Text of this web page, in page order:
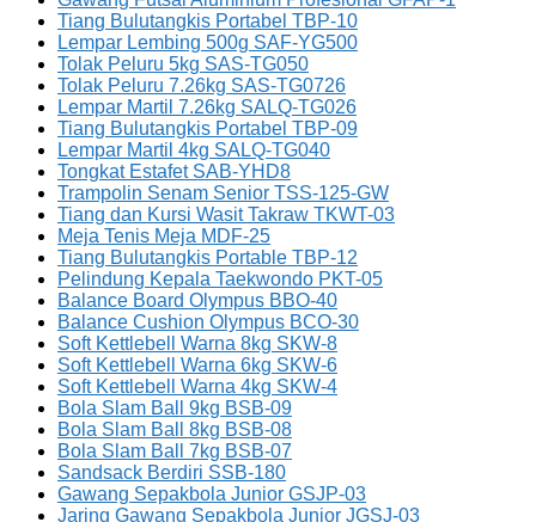
Tiang Bulutangkis Portabel TBP-10
Lempar Lembing 500g SAF-YG500
Tolak Peluru 5kg SAS-TG050
Tolak Peluru 7.26kg SAS-TG0726
Lempar Martil 7.26kg SALQ-TG026
Tiang Bulutangkis Portabel TBP-09
Lempar Martil 4kg SALQ-TG040
Tongkat Estafet SAB-YHD8
Trampolin Senam Senior TSS-125-GW
Tiang dan Kursi Wasit Takraw TKWT-03
Meja Tenis Meja MDF-25
Tiang Bulutangkis Portable TBP-12
Pelindung Kepala Taekwondo PKT-05
Balance Board Olympus BBO-40
Balance Cushion Olympus BCO-30
Soft Kettlebell Warna 8kg SKW-8
Soft Kettlebell Warna 6kg SKW-6
Soft Kettlebell Warna 4kg SKW-4
Bola Slam Ball 9kg BSB-09
Bola Slam Ball 8kg BSB-08
Bola Slam Ball 7kg BSB-07
Sandsack Berdiri SSB-180
Gawang Sepakbola Junior GSJP-03
Jaring Gawang Sepakbola Junior JGSJ-03